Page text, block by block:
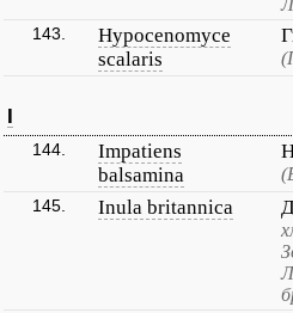
143.
Hypocenomyce
scalaris
I
144.
Impatiens
balsamina
145. Inula britannica